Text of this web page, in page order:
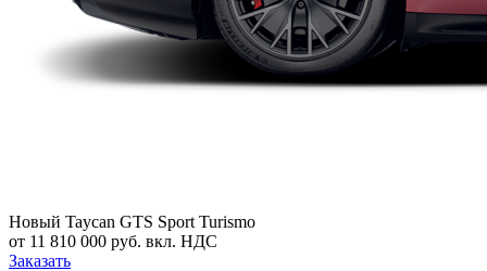
Новый Taycan GTS Sport Turismo
от 11 810 000 руб. вкл. НДС
Заказать